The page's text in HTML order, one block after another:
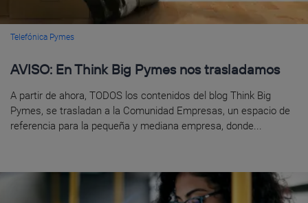
Telefónica Pymes
AVISO: En Think Big Pymes nos trasladamos
A partir de ahora, TODOS los contenidos del blog Think Big
Pymes, se trasladan a la Comunidad Empresas, un espacio de
referencia para la pequeña y mediana empresa, donde...